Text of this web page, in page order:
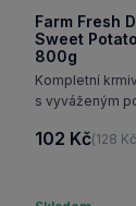
Farm Fresh
Sweet
800g
Kompletní
s vyváženým
a hrášku. Pro
102 Kč(128